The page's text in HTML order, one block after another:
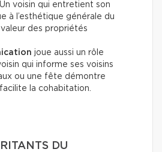
voisin qui entretient son
à l’esthétique générale du
des propriétés
joue aussi un rôle
qui informe ses voisins
ou une fête démontre
la cohabitation.
DU